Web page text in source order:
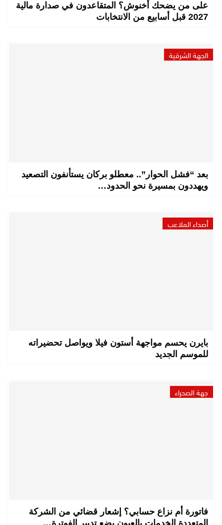
على من يضحك أخنوش؟ المتقاعدون في صدارة مالية
2027 قبل أسابيع من الانتخابات
الجهة الشرقية
بعد “فشل الحوار”.. معطلو بركان يستأنفون التصعيد
ويهددون بمسيرة نحو الحدود…
أصداء الملاعب
بايرن يحسم مواجهة أستون فيلا ويواصل تحضيراته
للموسم الجديد
جهة الصحراء
فاتورة أم نزاع حسابي؟ إشعار قضائي من الشركة
المتعددة الخدمات بالعيون يضع تدبير الفوترة…